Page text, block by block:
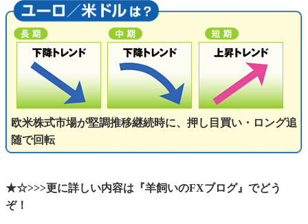
欧米株式市場が堅調推移継続時に、押し目買い・ロング追
随で回転
★☆>>>更に詳しい内容は『羊飼いのFXブログ』でどう
ぞ！